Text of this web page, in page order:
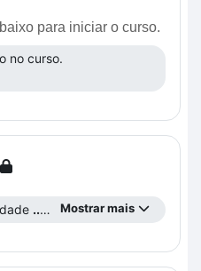
para iniciar o curso.
no curso.
Mostrar mais
...preencha o Perfil do Estudante!